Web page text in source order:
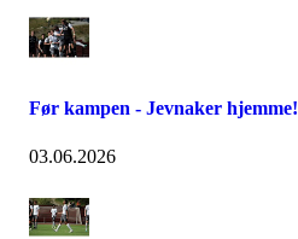
Før kampen - Jevnaker hjemme!
03.06.2026